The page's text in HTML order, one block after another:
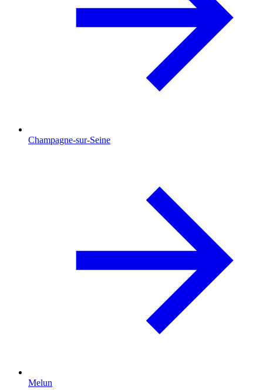
Champagne-sur-Seine
Melun